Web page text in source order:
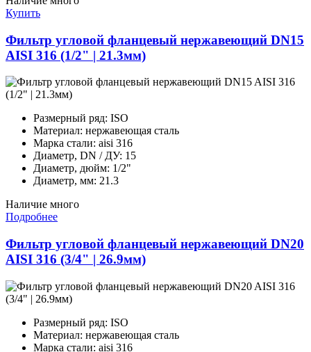
Купить
Фильтр угловой фланцевый нержавеющий DN15
AISI 316 (1/2" | 21.3мм)
Размерный ряд: ISO
Материал: нержавеющая сталь
Марка стали: aisi 316
Диаметр, DN / ДУ: 15
Диаметр, дюйм: 1/2"
Диаметр, мм: 21.3
Наличие много
Подробнее
Фильтр угловой фланцевый нержавеющий DN20
AISI 316 (3/4" | 26.9мм)
Размерный ряд: ISO
Материал: нержавеющая сталь
Марка стали: aisi 316